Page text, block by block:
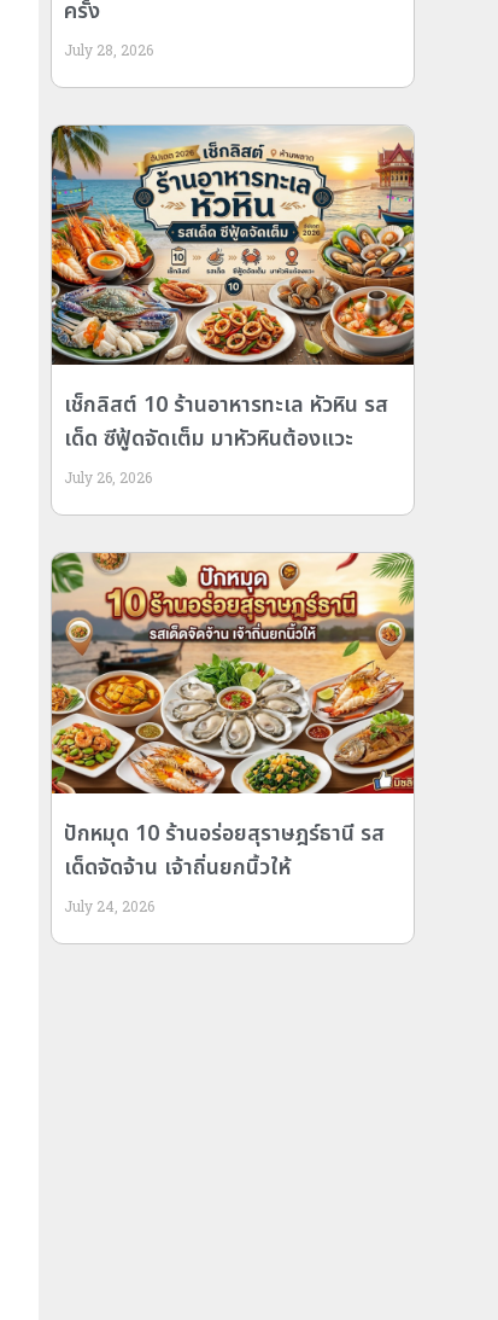
ครั้ง
July 28, 2026
เช็กลิสต์ 10 ร้านอาหารทะเล หัวหิน รส
เด็ด ซีฟู้ดจัดเต็ม มาหัวหินต้องแวะ
July 26, 2026
ปักหมุด 10 ร้านอร่อยสุราษฎร์ธานี รส
เด็ดจัดจ้าน เจ้าถิ่นยกนิ้วให้
July 24, 2026